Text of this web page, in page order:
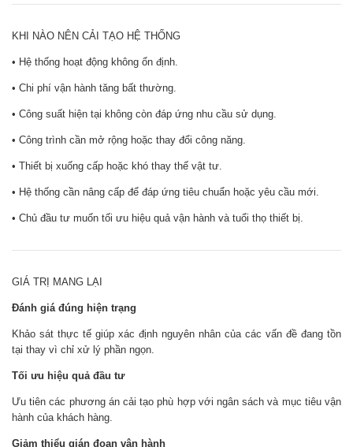
KHI NÀO NÊN CẢI TẠO HỆ THỐNG
• Hệ thống hoạt động không ổn định.
• Chi phí vận hành tăng bất thường.
• Công suất hiện tại không còn đáp ứng nhu cầu sử dụng.
• Công trình cần mở rộng hoặc thay đổi công năng.
• Thiết bị xuống cấp hoặc khó thay thế vật tư.
• Hệ thống cần nâng cấp để đáp ứng tiêu chuẩn hoặc yêu cầu mới.
• Chủ đầu tư muốn tối ưu hiệu quả vận hành và tuổi thọ thiết bị.
GIÁ TRỊ MANG LẠI
Đánh giá đúng hiện trạng
Khảo sát thực tế giúp xác định nguyên nhân của các vấn đề đang tồn
tại thay vì chỉ xử lý phần ngọn.
Tối ưu hiệu quả đầu tư
Ưu tiên các phương án cải tạo phù hợp với ngân sách và mục tiêu vận
hành của khách hàng.
Giảm thiểu gián đoạn vận hành